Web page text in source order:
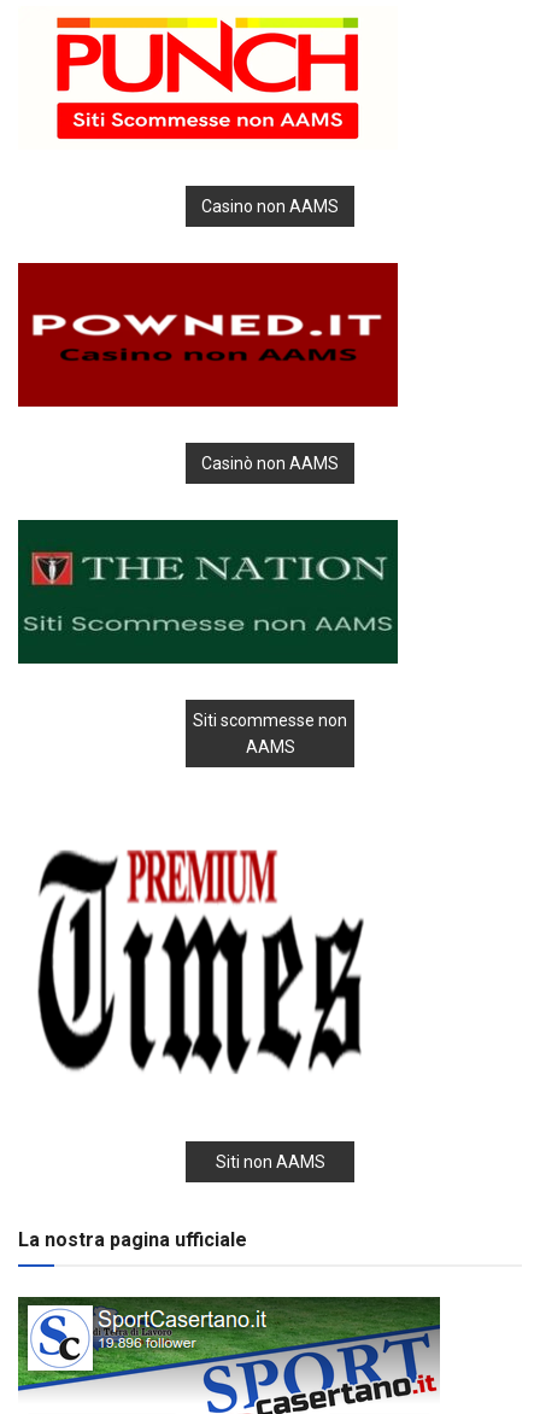
Casino non AAMS
Casinò non AAMS
Siti scommesse non
AAMS
Siti non AAMS
La nostra pagina ufficiale